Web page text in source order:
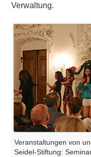
Verwaltung.
Veranstaltungen von
Seidel-Stiftung: